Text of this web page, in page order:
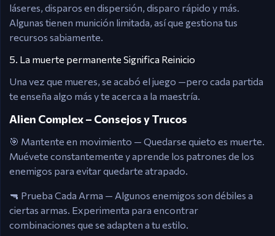
láseres, disparos en dispersión, disparo rápido y más.
Algunas tienen munición limitada, así que gestiona tus
recursos sabiamente.
5. La muerte permanente Significa Reinicio
Una vez que mueres, se acabó el juego —pero cada partida
te enseña algo más y te acerca a la maestría.
Alien Complex – Consejos y Trucos
🎯 Mantente en movimiento — Quedarse quieto es muerte.
Muévete constantemente y aprende los patrones de los
enemigos para evitar quedarte atrapado.
🔫 Prueba Cada Arma — Algunos enemigos son débiles a
ciertas armas. Experimenta para encontrar
combinaciones que se adapten a tu estilo.